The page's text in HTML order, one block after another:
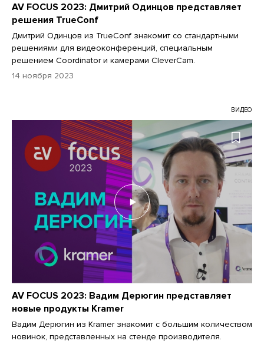
AV FOCUS 2023: Дмитрий Одинцов представляет
решения TrueConf
Дмитрий Одинцов из TrueConf знакомит со стандартными
решениями для видеоконференций, специальным
решением Coordinator и камерами CleverCam.
14 ноября 2023
ВИДЕО
AV FOCUS 2023: Вадим Дерюгин представляет
новые продукты Kramer
Вадим Дерюгин из Kramer знакомит с большим количеством
новинок, представленных на стенде производителя.